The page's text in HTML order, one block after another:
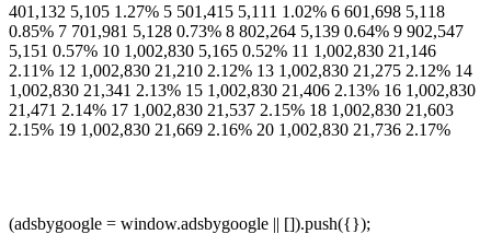
401,132 5,105 1.27% 5 501,415 5,111 1.02% 6 601,698 5,118
0.85% 7 701,981 5,128 0.73% 8 802,264 5,139 0.64% 9 902,547
5,151 0.57% 10 1,002,830 5,165 0.52% 11 1,002,830 21,146
2.11% 12 1,002,830 21,210 2.12% 13 1,002,830 21,275 2.12% 14
1,002,830 21,341 2.13% 15 1,002,830 21,406 2.13% 16 1,002,830
21,471 2.14% 17 1,002,830 21,537 2.15% 18 1,002,830 21,603
2.15% 19 1,002,830 21,669 2.16% 20 1,002,830 21,736 2.17%
(adsbygoogle = window.adsbygoogle || []).push({});